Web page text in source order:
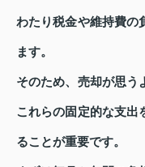
わたり税金や維持費の
ます。
そのため、売却が思う
これらの固定的な支出
ることが重要です。